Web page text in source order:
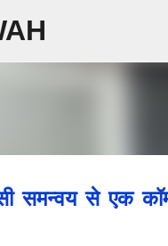
समन्वय से एक